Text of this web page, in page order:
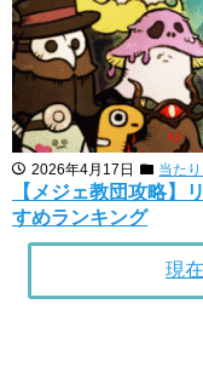
2026年4月17日 当た
【メジェ教団攻略】
すめランキング
現